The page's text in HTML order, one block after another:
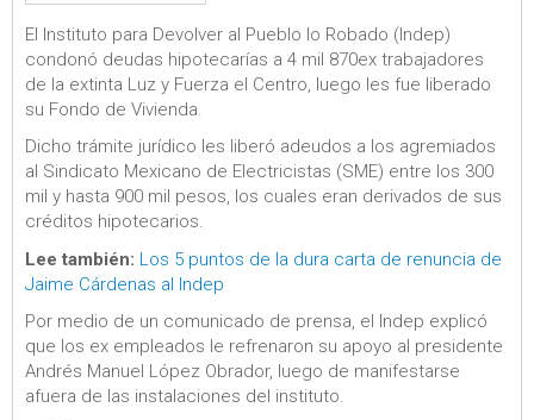
El Instituto para Devolver al Pueblo lo Robado (Indep)
condonó deudas hipotecarías a 4 mil 870ex trabajadores
de la extinta Luz y Fuerza el Centro, luego les fue liberado
su Fondo de Vivienda.
Dicho trámite jurídico les liberó adeudos a los agremiados
al Sindicato Mexicano de Electricistas (SME) entre los 300
mil y hasta 900 mil pesos, los cuales eran derivados de sus
créditos hipotecarios.
Lee también: Los 5 puntos de la dura carta de renuncia de
Jaime Cárdenas al Indep
Por medio de un comunicado de prensa, el Indep explicó
que los ex empleados le refrenaron su apoyo al presidente
Andrés Manuel López Obrador, luego de manifestarse
afuera de las instalaciones del instituto.